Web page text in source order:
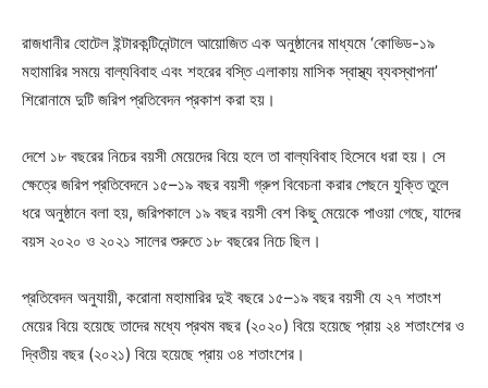
রাজধানীর হোটেল ইন্টারকন্টিনেন্টালে আয়োজিত এক অনুষ্ঠানের মাধ্যমে ‘কোভিড-১৯
মহামারির সময়ে বাল্যবিবাহ এবং শহরের বস্তি এলাকায় মাসিক স্বাস্থ্য ব্যবস্থাপনা’
শিরোনামে দুটি জরিপ প্রতিবেদন প্রকাশ করা হয়।
দেশে ১৮ বছরের নিচের বয়সী মেয়েদের বিয়ে হলে তা বাল্যবিবাহ হিসেবে ধরা হয়। সে
ক্ষেত্রে জরিপ প্রতিবেদনে ১৫–১৯ বছর বয়সী গ্রুপ বিবেচনা করার পেছনে যুক্তি তুলে
ধরে অনুষ্ঠানে বলা হয়, জরিপকালে ১৯ বছর বয়সী বেশ কিছু মেয়েকে পাওয়া গেছে, যাদের
বয়স ২০২০ ও ২০২১ সালের শুরুতে ১৮ বছরের নিচে ছিল।
প্রতিবেদন অনুযায়ী, করোনা মহামারির দুই বছরে ১৫–১৯ বছর বয়সী যে ২৭ শতাংশ
মেয়ের বিয়ে হয়েছে তাদের মধ্যে প্রথম বছর (২০২০) বিয়ে হয়েছে প্রায় ২৪ শতাংশের ও
দ্বিতীয় বছর (২০২১) বিয়ে হয়েছে প্রায় ৩৪ শতাংশের।